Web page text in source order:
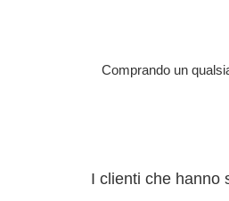
Comprando un
I clienti che hanno